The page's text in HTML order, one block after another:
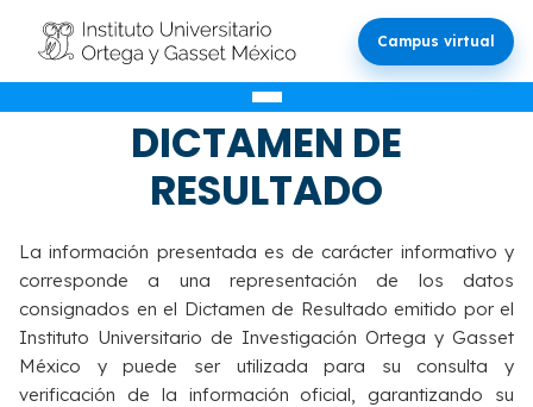
Campus virtual
VALIDACIÓN DEL
DICTAMEN DE
RESULTADO
La información presentada es de carácter informativo y
corresponde a una representación de los datos
consignados en el Dictamen de Resultado emitido por el
Instituto Universitario de Investigación Ortega y Gasset
México y puede ser utilizada para su consulta y
verificación de la información oficial, garantizando su